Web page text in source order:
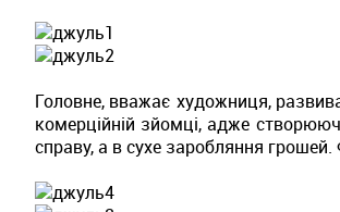
Головне, вважає художниця,
комерційній зйомці, адже
справу, а в сухе заробляння грошей.